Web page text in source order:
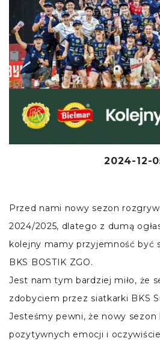
2024-12-
Przed nami nowy sezon
2024/2025, dlatego z dumą
kolejny mamy przyjemność być
BKS BOSTIK ZGO.
Jest nam tym bardziej miło, że
zdobyciem przez siatkarki BKS
Jesteśmy pewni, że nowy sezon
pozytywnych emocji i